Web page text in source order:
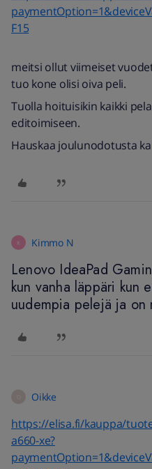
F15
meitsi ollut viimeiset
tuo kone olisi oiva peli.
Tuolla hoituisikin kaikki
editoimiseen.
Hauskaa joulunodotusta
K Kimmo N
Lenovo IdeaPad
kun vanha läppäri kun
uudempia pelejä ja on
Oikke
https://elisa.fi/kauppa/
a660-xe?